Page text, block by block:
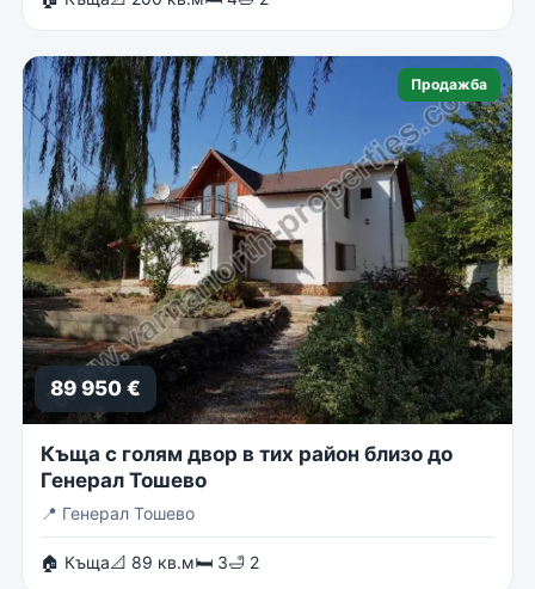
Продажба
89 950 €
Къща с голям двор в тих район близо до
Генерал Тошево
📍 Генерал Тошево
🏠 Къща📐 89 кв.м🛏 3🛁 2